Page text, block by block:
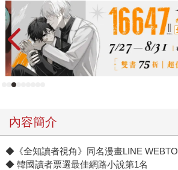
內容簡介
◆《全知讀者視角》同名漫畫LINE
◆ 韓國讀者票選最佳網路小說第1名